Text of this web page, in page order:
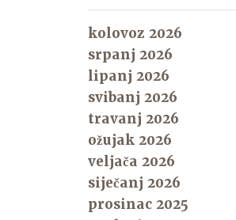
kolovoz 2026
srpanj 2026
lipanj 2026
svibanj 2026
travanj 2026
ožujak 2026
veljača 2026
siječanj 2026
prosinac 2025